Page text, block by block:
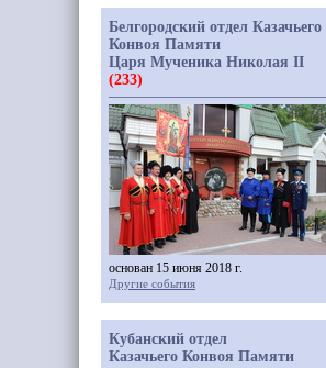
Белгородский отдел Казачьего
Конвоя Памяти
Царя Мученика Николая II
(233)
основан 15 июня 2018 г.
Другие события
Кубанский отдел
Казачьего Конвоя Памяти